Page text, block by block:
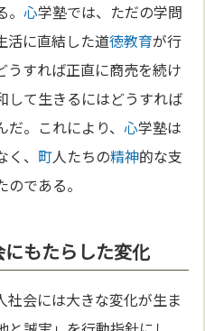
。心学塾では、ただの学問
活に直結した道徳教育が行
うすれば正直に商売を続け
して生きるにはどうすれば
だ。これにより、心学塾は
、 町人たちの精神的な支
である。
もたらした変化
社会には大きな変化が生ま